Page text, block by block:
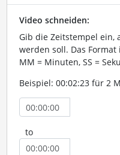
Video schneiden:
Gib die Zeitstempel ein,
werden soll. Das Format
MM = Minuten, SS =
Beispiel: 00:02:23 für 2
to